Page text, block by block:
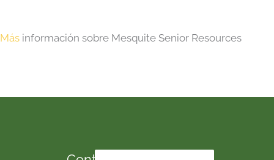
Más información sobre Mesquite Senior Resources